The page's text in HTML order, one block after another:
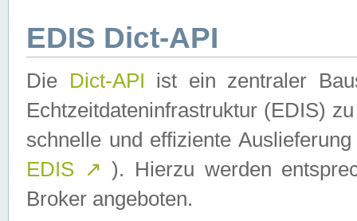
EDIS Dict-API
Die Dict-API ist ein zentraler
Echtzeitdateninfrastruktur (EDIS)
schnelle und effiziente
EDIS ↗ ). Hierzu werden
Broker angeboten.